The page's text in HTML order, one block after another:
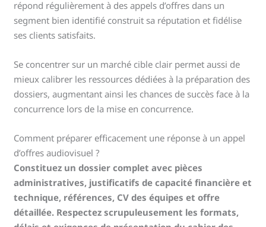
répond régulièrement à des appels d’offres dans un
segment bien identifié construit sa réputation et fidélise
ses clients satisfaits.
Se concentrer sur un marché cible clair permet aussi de
mieux calibrer les ressources dédiées à la préparation des
dossiers, augmentant ainsi les chances de succès face à la
concurrence lors de la mise en concurrence.
Comment préparer efficacement une réponse à un appel
d’offres audiovisuel ?
Constituez un dossier complet avec pièces
administratives, justificatifs de capacité financière et
technique, références, CV des équipes et offre
détaillée. Respectez scrupuleusement les formats,